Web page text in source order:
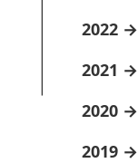
2022
2021
2020
2019